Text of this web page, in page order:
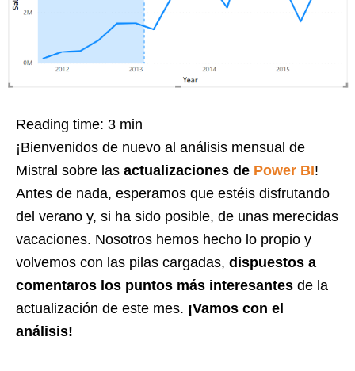
Reading time: 3 min
¡Bienvenidos de nuevo al análisis mensual de
Mistral sobre las actualizaciones de Power BI!
Antes de nada, esperamos que estéis disfrutando
del verano y, si ha sido posible, de unas merecidas
vacaciones. Nosotros hemos hecho lo propio y
volvemos con las pilas cargadas, dispuestos a
comentaros los puntos más interesantes de la
actualización de este mes. ¡Vamos con el
análisis!